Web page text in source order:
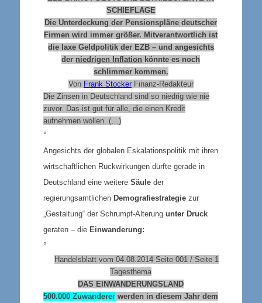
SCHIEFLAGE
Die Unterdeckung der Pensionspläne deutscher
Firmen wird immer größer. Mitverantwortlich ist
die laxe Geldpolitik der EZB – und angesichts
der niedrigen Inflation könnte es noch
schlimmer kommen.
Von Frank Stocker Finanz-Redakteur
Die Zinsen in Deutschland sind so niedrig wie nie
zuvor. Das ist gut für alle, die einen Kredit
aufnehmen wollen. (…)
°
Angesichts der globalen Eskalationspolitik mit ihren
wirtschaftlichen Rückwirkungen dürfte gerade in
Deutschland eine weitere Säule der
regierungsamtlichen Demografiestrategie zur
„Gestaltung“ der Schrumpf-Alterung unter Druck
geraten – die Einwanderung:
°
Handelsblatt vom 04.08.2014 Seite 001 / Seite 1
Tagesthema
DAS EINWANDERUNGSLAND
500.000 Zuwanderer werden in diesem Jahr dem